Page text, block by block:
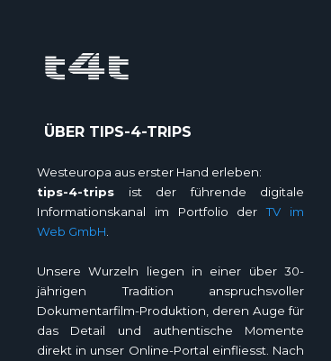
ÜBER TIPS-4-TRIPS
Westeuropa aus erster Hand erleben:
tips-4-trips ist der führende digitale
Informationskanal im Portfolio derTV im
Web GmbH
Unsere Wurzeln liegen in einer über 30-
jährigen Tradition anspruchsvoller
Dokumentarfilm-Produktion, deren Auge für
das Detail und authentische Momente
direkt in unser Online-Portal einfliesst. Nach